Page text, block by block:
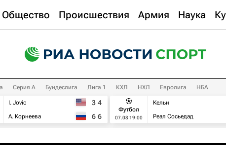
Общество Происшествия Армия Наука
Серия А Бундеслига Лига 1 КХЛ НХЛ Евролига НБА
I. Jovic
А. Корнеева
3 4
6 6
Футбол
07.08 19:00
Кельн
Реал Сосьедад